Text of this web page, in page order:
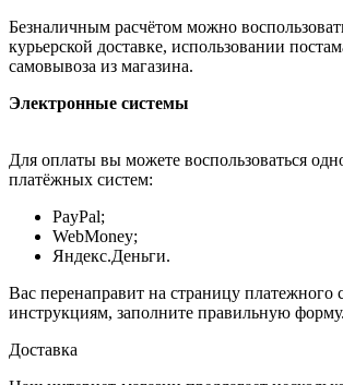
Безналичным расчётом можно
курьерской доставке, использовании
самовывоза из магазина.
Электронные системы
Для оплаты вы можете воспользоваться
платёжных систем:
PayPal;
WebMoney;
Яндекс.Деньги.
Вас перенаправит на страницу платежного
инструкциям, заполните правильную форму.
Доставка